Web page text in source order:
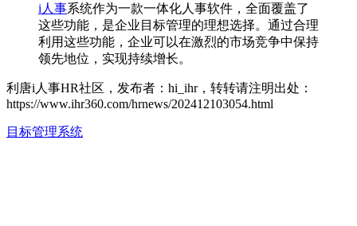
i人事系统作为一款一体化人事软件，全面覆盖了
这些功能，是企业目标管理的理想选择。通过合理
利用这些功能，企业可以在激烈的市场竞争中保持
领先地位，实现持续增长。
利唐i人事HR社区，发布者：hi_ihr，转转请注明出处：
https://www.ihr360.com/hrnews/202412103054.html
目标管理系统